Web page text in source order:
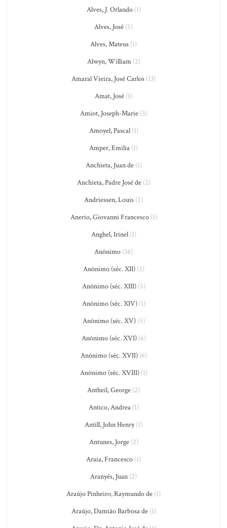
Alves, J. Orlando(1)
Alves, José (5)
Alves, Mateus (1)
Alwyn, William(2)
Amaral Vieira, José Carlos (13)
Amat, José (1)
Amiot, Joseph-Marie (3)
Amoyel, Pascal(1)
Amper, Emilia (1)
Anchieta, Juan de(1)
Anchieta, Padre José de(2)
Andriessen, Louis (2)
Anerio, Giovanni Francesco(1)
Anghel, Irinel(1)
Anônimo (38)
Anônimo (séc. XII)(2)
Anônimo (séc. XIII)(5)
Anônimo (séc. XIV)(1)
Anônimo (séc. XV)(5)
Anônimo (séc. XVI)(6)
Anônimo (séc. XVII)(6)
Anônimo (séc. XVIII)(1)
Antheil, George (2)
Antico, Andrea(1)
Antill, John Henry(1)
Antunes, Jorge(2)
Araia, Francesco (1)
Aranyés, Juan (2)
Araújo Pinheiro, Raymundo de (1)
Araújo, Damião Barbosa de(1)